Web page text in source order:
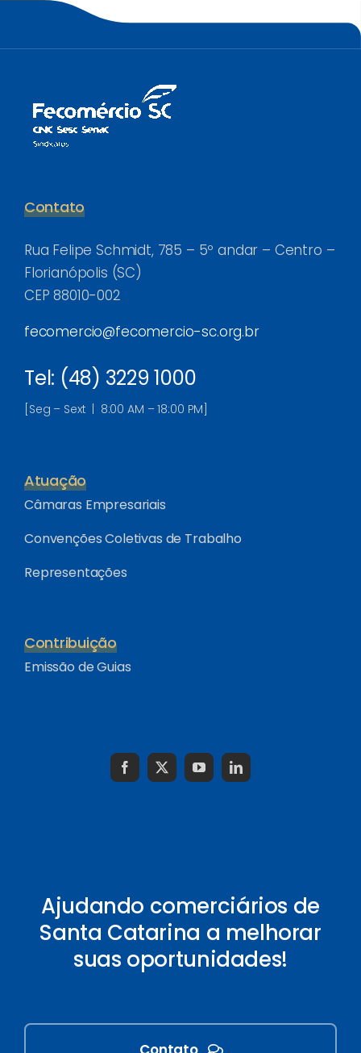
Contato
Rua Felipe Schmidt, 785 – 5º andar – Centro –
Florianópolis (SC)
CEP 88010-002
fecomercio@fecomercio-sc.org.br
Tel: (48) 3229 1000
[Seg – Sext | 8:00 AM – 18:00 PM]
Atuação
Câmaras Empresariais
Convenções Coletivas de Trabalho
Representações
Contribuição
Emissão de Guias
Ajudando comerciários de
Santa Catarina a melhorar
suas oportunidades!